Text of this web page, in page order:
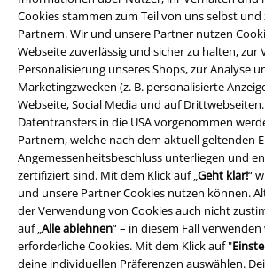
Cookies stammen zum Teil von uns selbst
Partnern. Wir und unsere Partner nutzen
Webseite zuverlässig und sicher zu halten, zur
Personalisierung unseres Shops, zur Analyse
Marketingzwecken (z. B. personalisierte
Webseite, Social Media und auf
Datentransfers in die USA vorgenommen
Partnern, welche nach dem aktuell geltenden
Angemessenheitsbeschluss unterliegen und
zertifiziert sind. Mit dem Klick auf „Geht klar!“
und unsere Partner Cookies nutzen können.
der Verwendung von Cookies auch nicht
auf „Alle ablehnen“ – in diesem Fall
erforderliche Cookies. Mit dem Klick auf "
deine individuellen Präferenzen auswählen.
Studentenrabatt
Über EMP
EMP Events
Partnerprogramm
EMP Stores
Nachhaltigkeit